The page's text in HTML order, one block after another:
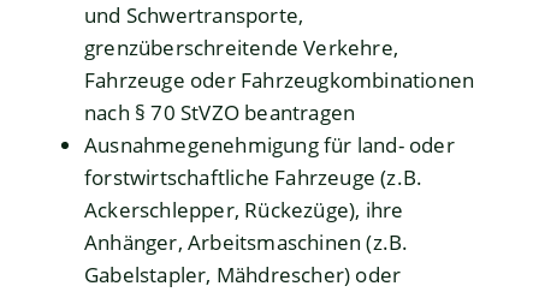
und Schwertransporte,
grenzüberschreitende Verkehre,
Fahrzeuge oder Fahrzeugkombinationen
nach § 70 StVZO beantragen
Ausnahmegenehmigung für land- oder
forstwirtschaftliche Fahrzeuge (z.B.
Ackerschlepper, Rückezüge), ihre
Anhänger, Arbeitsmaschinen (z.B.
Gabelstapler, Mähdrescher) oder